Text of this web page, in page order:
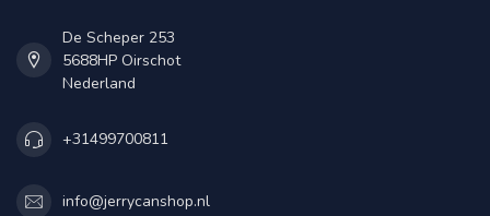
De Scheper 253
5688HP Oirschot
Nederland
+31499700811
info@jerrycanshop.nl